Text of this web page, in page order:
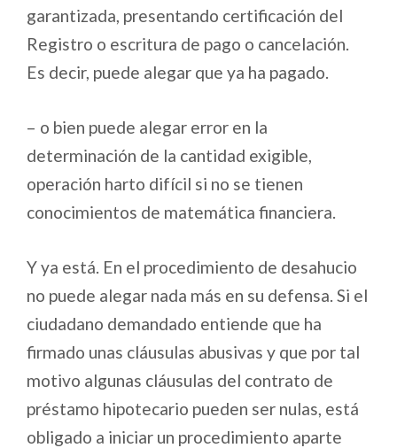
garantizada, presentando certificación del
Registro o escritura de pago o cancelación.
Es decir, puede alegar que ya ha pagado.
– o bien puede alegar error en la
determinación de la cantidad exigible,
operación harto difícil si no se tienen
conocimientos de matemática financiera.
Y ya está. En el procedimiento de desahucio
no puede alegar nada más en su defensa. Si el
ciudadano demandado entiende que ha
firmado unas cláusulas abusivas y que por tal
motivo algunas cláusulas del contrato de
préstamo hipotecario pueden ser nulas, está
obligado a iniciar un procedimiento aparte